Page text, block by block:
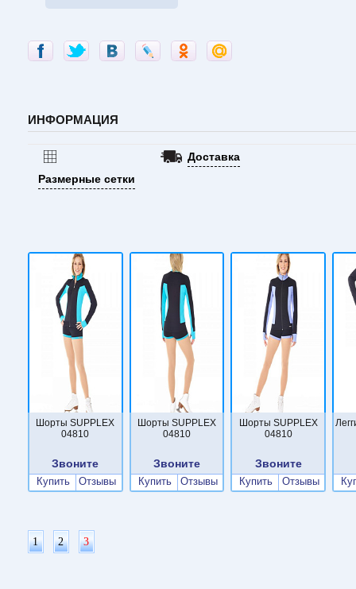
ИНФОРМАЦИЯ
Размерные сетки
Доставка
Шорты SUPPLEX
04810
Звоните
Купить Отзывы
Шорты SUPPLEX
04810
Звоните
Купить Отзывы
Шорты SUPPLEX
04810
Звоните
Купить Отзывы
1 2 3